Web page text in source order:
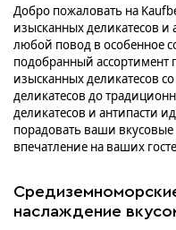
Добро пожаловать на
изысканных деликатесов
любой повод в особенное
подобранный ассортимент
изысканных деликатесов
деликатесов до
деликатесов и антипасти
порадовать ваши
впечатление на ваших
наслаждение